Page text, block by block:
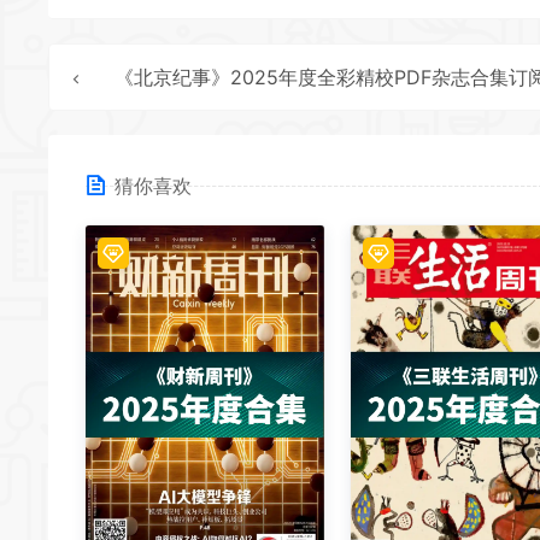
《北京纪事》2025年度全彩精校PDF杂志合集订阅下
猜你喜欢